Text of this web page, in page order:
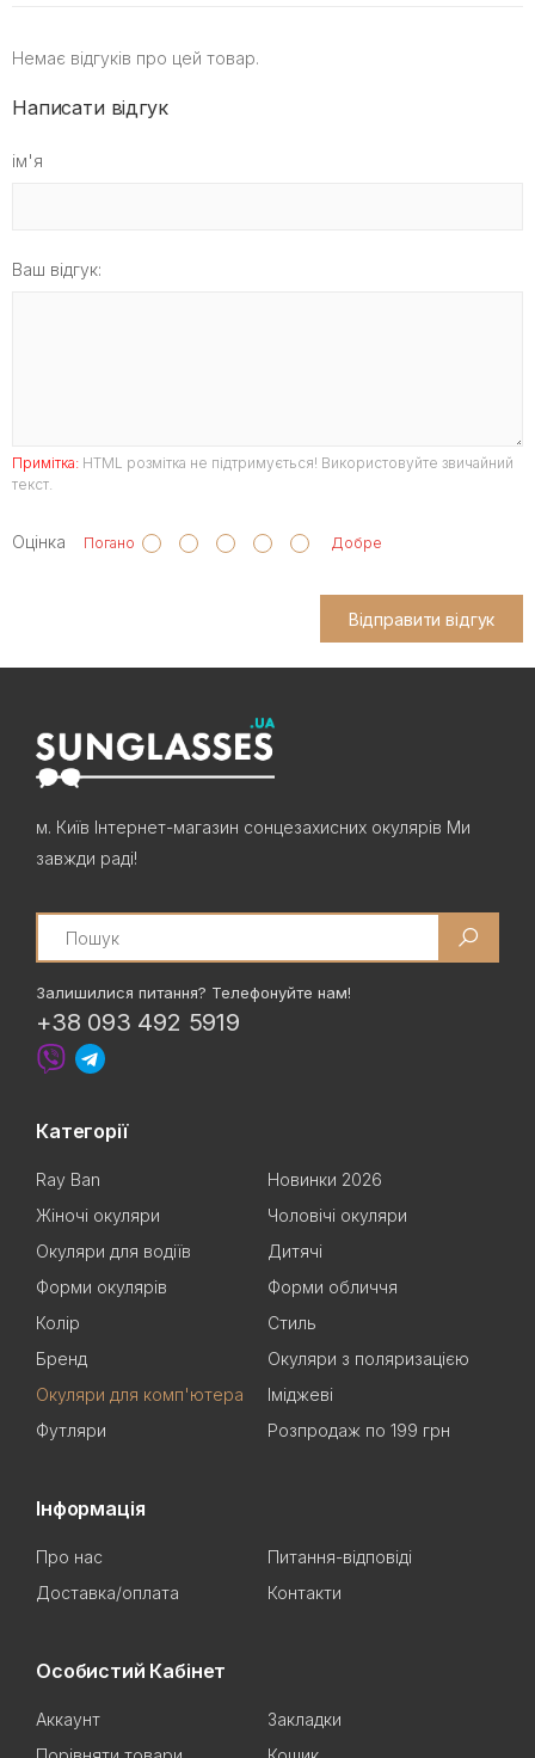
Немає відгуків про цей товар.
Написати відгук
ім'я
Ваш відгук:
Примітка: HTML розмітка не підтримується! Використовуйте звичайний
текст.
Оцінка Погано Добре
Відправити відгук
м. Київ Інтернет-магазин сонцезахисних окулярів Ми
завжди раді!
Search
Залишилися питання? Телефонуйте нам!
+38 093 492 5919
Категорії
Ray Ban
Новинки 2026
Жіночі окуляри
Чоловічі окуляри
Окуляри для водіїв
Дитячі
Форми окулярів
Форми обличчя
Колір
Стиль
Бренд
Окуляри з поляризацією
Окуляри для комп'ютера
Іміджеві
Футляри
Розпродаж по 199 грн
Інформація
Про нас
Питання-відповіді
Доставка/оплата
Контакти
Особистий Кабінет
Аккаунт
Закладки